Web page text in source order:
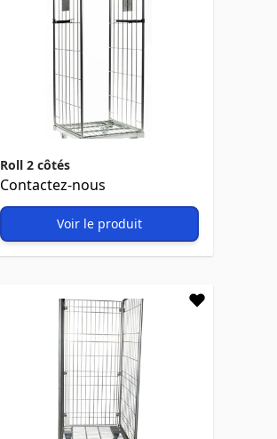
Roll 2 côtés
Contactez-nous
Voir le produit